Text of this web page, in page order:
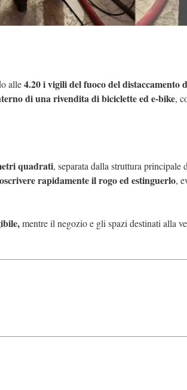
alle4.20 i vigili del fuoco del distaccamento
di una rivendita di biciclette ed e-bike,
quadrati, separata dalla struttura principale
rapidamente il rogo ed estinguerlo,
mentre il negozio e gli spazi destinati alla